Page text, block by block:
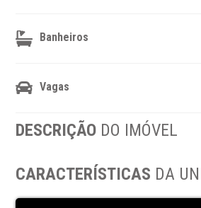
Banheiros
Vagas
DESCRIÇÃO DO IMÓVEL
CARACTERÍSTICAS DA